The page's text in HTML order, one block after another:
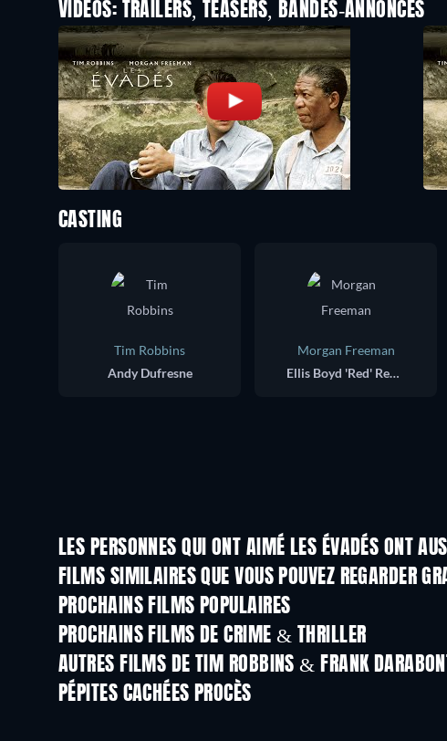
VIDEOS: TRAILERS, TEASERS, BANDES-ANNONCES
CASTING
Tim Robbins
Andy Dufresne
Morgan Freeman
Ellis Boyd 'Red' Redding
LES PERSONNES QUI ONT AIMÉ LES ÉVADÉS ONT
FILMS SIMILAIRES QUE VOUS POUVEZ REGARDER
PROCHAINS FILMS POPULAIRES
PROCHAINS FILMS DE CRIME & THRILLER
AUTRES FILMS DE TIM ROBBINS & FRANK DARABONT
PÉPITES CACHÉES PROCÈS